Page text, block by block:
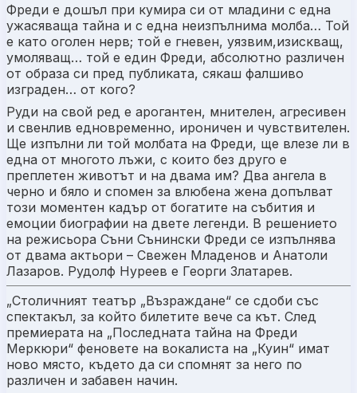
Фреди е дошъл при кумира си от младини с една
ужасяваща тайна и с една неизпълнима молба… Той
е като оголен нерв; той е гневен, уязвим,изискващ,
умоляващ… той е един Фреди, абсолютно различен
от образа си пред публиката, сякаш фалшиво
изграден… от кого?
Руди на свой ред е арогантен, мнителен, агресивен
и свенлив едновременно, ироничен и чувствителен.
Ще изпълни ли той молбата на Фреди, ще влезе ли в
една от многото лъжи, с които без друго е
преплетен животът и на двама им? Два ангела в
черно и бяло и спомен за влюбена жена допълват
този моментен кадър от богатите на събития и
емоции биографии на двете легенди. В решението
на режисьора Съни Сънински Фреди се изпълнява
от двама актьори – Свежен Младенов и Анатоли
Лазаров. Рудолф Нуреев е Георги Златарев.
„Столичният театър „Възраждане“ се сдоби със
спектакъл, за който билетите вече са кът. След
премиерата на „Последната тайна на Фреди
Меркюри“ феновете на вокалиста на „Куин“ имат
ново място, където да си спомнят за него по
различен и забавен начин.